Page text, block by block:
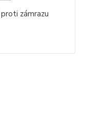
zámrazu